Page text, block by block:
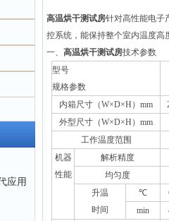
应用
高温烘干测试房针对高性能电子
控系统，能保持整个室内温度高
一、 高温烘干测试房技术参数
型号
规格参数
内箱尺寸（W×D×H）mm
外型尺寸（W×D×H）mm
工作温度范围
机器
性能
解析精度
均匀度
升温
时间
℃
min